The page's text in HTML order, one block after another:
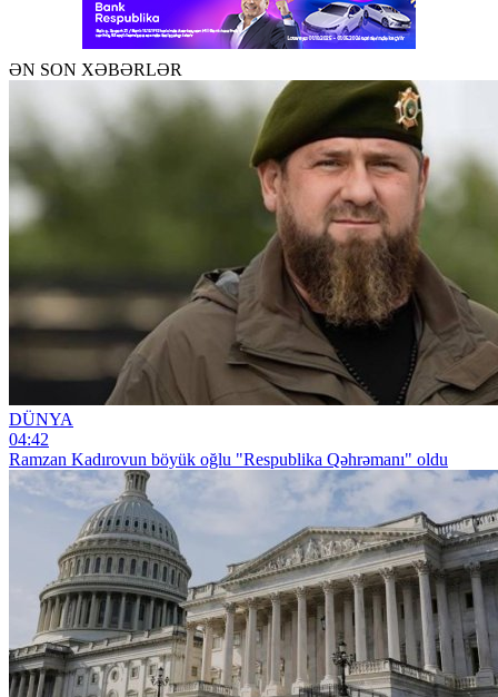
ƏN SON XƏBƏRLƏR
DÜNYA
04:42
Ramzan Kadırovun böyük oğlu "Respublika Qəhrəmanı" oldu